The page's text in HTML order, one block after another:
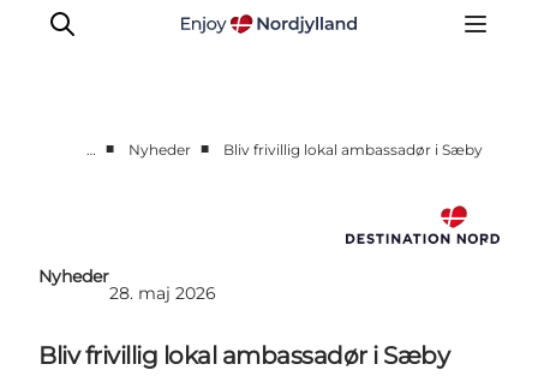
Presse
Partnerskab
Bæredygtighed
Om os
… ■ Nyheder ■ Bliv frivillig lokal ambassadør i Sæby
Nyheder
28. maj 2026
Bliv frivillig lokal ambassadør i Sæby